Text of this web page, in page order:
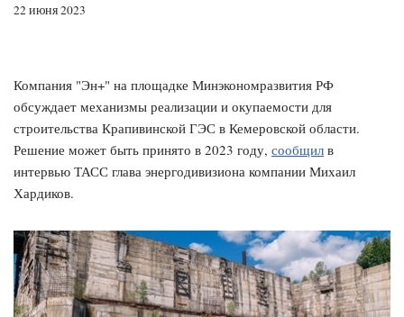
22 июня 2023
Компания "Эн+" на площадке Минэкономразвития РФ
обсуждает механизмы реализации и окупаемости для
строительства Крапивинской ГЭС в Кемеровской области.
Решение может быть принято в 2023 году, сообщил в
интервью ТАСС глава энергодивизиона компании Михаил
Хардиков.